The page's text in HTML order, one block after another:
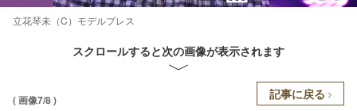
立花琴未（C）モデルプレス
スクロールすると次の画像が表示されます
( 画像7/8 ) 記事に戻る